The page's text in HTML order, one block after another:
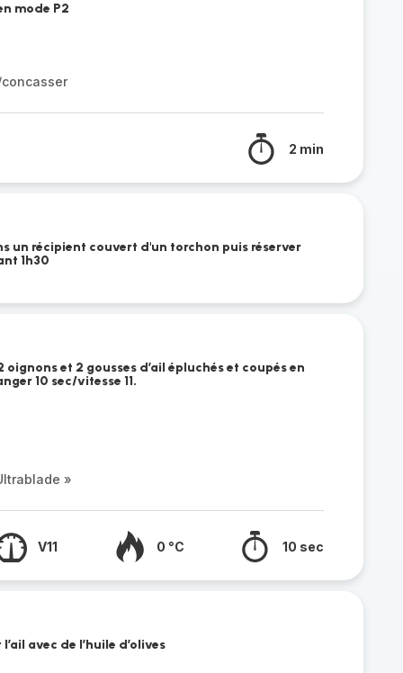
mode P2
2 min
un récipient couvert d'un torchon puis réserver
1h30
et 2 gousses d’ail épluchés et coupés en
10 sec/vitesse 11.
»
V11 0 °C 10 sec
avec de l’huile d’olives